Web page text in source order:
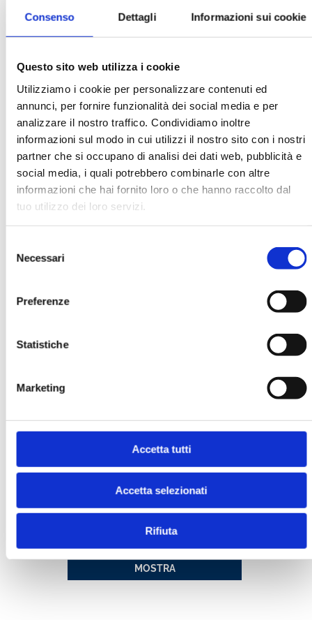
Consenso Dettagli Informazioni sui cookie
Questo sito web utilizza i cookie
Utilizziamo i cookie per personalizzare contenuti ed
annunci, per fornire funzionalità dei social media e per
analizzare il nostro traffico. Condividiamo inoltre
informazioni sul modo in cui utilizzi il nostro sito con i nostri
partner che si occupano di analisi dei dati web, pubblicità e
social media, i quali potrebbero combinarle con altre
informazioni che hai fornito loro o che hanno raccolto dal
tuo utilizzo dei loro servizi.
delNecessari
Preferenze
Statistiche
Marketing
Accetta tutti
Accetta selezionati
Rifiuta
MOSTRA
ANTIRAPINA
MOSTRA